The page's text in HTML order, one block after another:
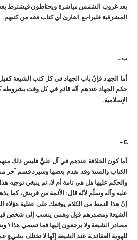
بعد غروب الشمس مباشرة ويحتاطون فيشترط
المشرقية فليراجع القارئ أي كتاب فقه من كتبهم.
ب ـ
أما الجهاد فإنّ باب الجهاد في كل كتب الشيعة
حكم الجهاد عندهم أنّه قائم في كل وقت بشروطه
الإِسلامية.
ج ـ
أما كون الخلافة عندهم في آل عليٍّ فليس ذلك منهم
الكتاب والسنة وقد تقدم بعضها وسيرد قسم آخر
والحكم عليها هل هي تامة أم لا، ثم ينبغي توجيه هذا
عليه وآله وسلّم لأنّه قال: الأئمة من قريش، كما
إنّ هذا النمط من الكلام يوقفك على عقلية هؤلاء
الشيعة ومصدرهم قول وهمي ينسب إلى شخص قبل
مصادر الشيعة ولا يرجعون إليها فما تسمي هذا؟
للهوية العقائدية عند الشيعة إنّها لا تختلف